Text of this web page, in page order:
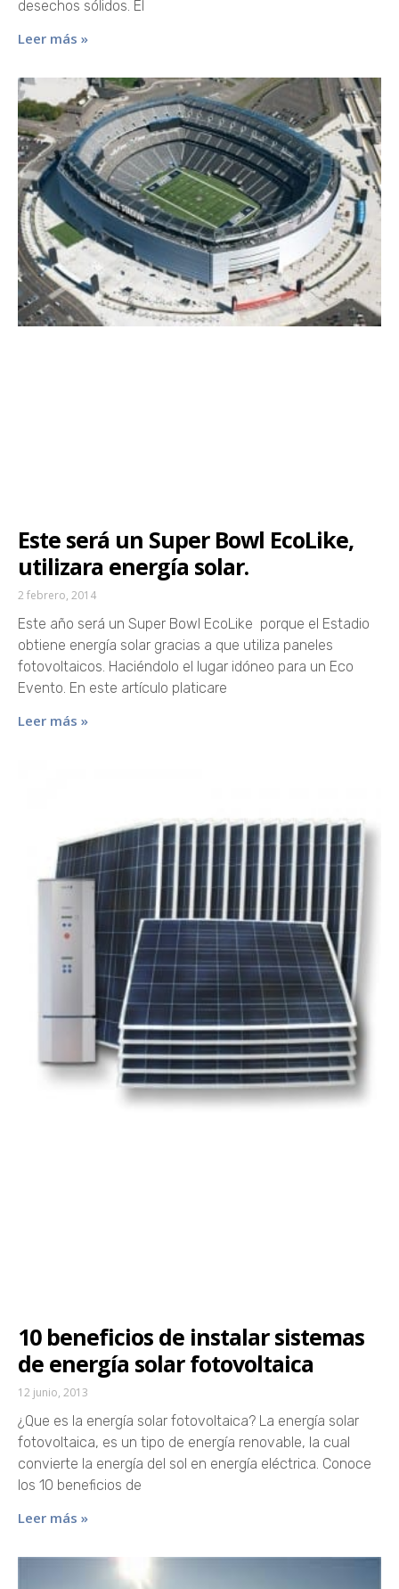
desechos sólidos. El
Leer más »
Este será un Super Bowl EcoLike,
utilizara energía solar.
2 febrero, 2014
Este año será un Super Bowl EcoLike porque el Estadio
obtiene energía solar gracias a que utiliza paneles
fotovoltaicos. Haciéndolo el lugar idóneo para un Eco
Evento. En este artículo platicare
Leer más »
10 beneficios de instalar sistemas
de energía solar fotovoltaica
12 junio, 2013
¿Que es la energía solar fotovoltaica? La energía solar
fotovoltaica, es un tipo de energía renovable, la cual
convierte la energía del sol en energía eléctrica. Conoce
los 10 beneficios de
Leer más »